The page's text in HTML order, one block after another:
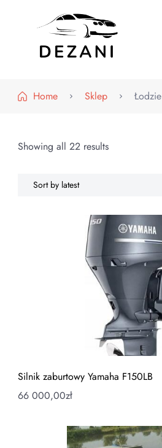
Home
Sklep Łodzie
Showing all 22 results
Silnik zaburtowy Yamaha F150LB
66 000,00zł